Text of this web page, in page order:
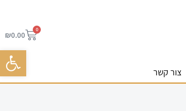
פתח
₪0.00
0
צור קשר